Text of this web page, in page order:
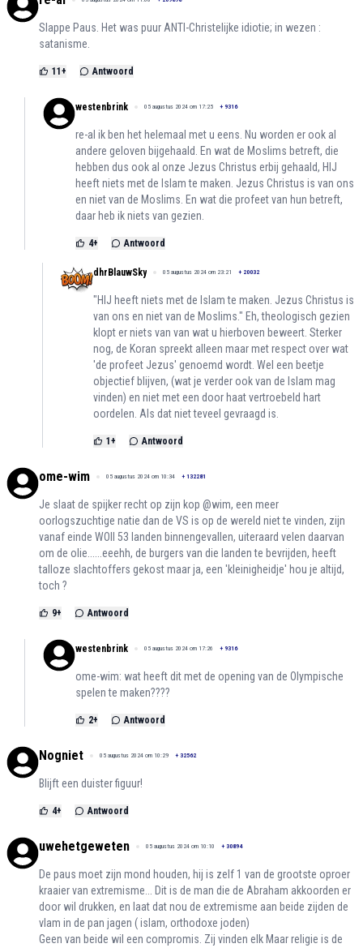
Slappe Paus. Het was puur ANTI-Christelijke idiotie; in wezen :
satanisme.
11 + Antwoord
westenbrink 05 augustus 2024 om 17:25 + 9316
re-al ik ben het helemaal met u eens. Nu worden er ook al
andere geloven bijgehaald. En wat de Moslims betreft, die
hebben dus ook al onze Jezus Christus erbij gehaald, HIJ
heeft niets met de Islam te maken. Jezus Christus is van ons
en niet van de Moslims. En wat die profeet van hun betreft,
daar heb ik niets van gezien.
4+ Antwoord
dhrBlauwSky 05 augustus 2024 om 23:21 + 20032
"HIJ heeft niets met de Islam te maken. Jezus Christus is
van ons en niet van de Moslims." Eh, theologisch gezien
klopt er niets van van wat u hierboven beweert. Sterker
nog, de Koran spreekt alleen maar met respect over wat
'de profeet Jezus' genoemd wordt. Wel een beetje
objectief blijven, (wat je verder ook van de Islam mag
vinden) en niet met een door haat vertroebeld hart
oordelen. Als dat niet teveel gevraagd is.
1 + Antwoord
ome-wim 05 augustus 2024 om 10:34 + 132281
Je slaat de spijker recht op zijn kop @wim, een meer
oorlogszuchtige natie dan de VS is op de wereld niet te vinden, zijn
vanaf einde WOII 53 landen binnengevallen, uiteraard velen daarvan
om de olie......eeehh, de burgers van die landen te bevrijden, heeft
talloze slachtoffers gekost maar ja, een 'kleinigheidje' hou je altijd,
toch ?
9+ Antwoord
westenbrink 05 augustus 2024 om 17:26 + 9316
ome-wim: wat heeft dit met de opening van de Olympische
spelen te maken????
2+ Antwoord
Nogniet 05 augustus 2024 om 10:29 + 32562
Blijft een duister figuur!
4+ Antwoord
uwehetgeweten 05 augustus 2024 om 10:10 + 30894
De paus moet zijn mond houden, hij is zelf 1 van de grootste oproer
kraaier van extremisme... Dit is de man die de Abraham akkoorden er
door wil drukken, en laat dat nou de extremisme aan beide zijden de
vlam in de pan jagen ( islam, orthodoxe joden)
Geen van beide wil een compromis. Zij vinden elk Maar religie is de